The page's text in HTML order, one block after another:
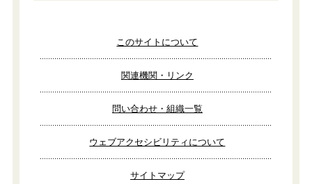
このサイトについて
関連機関・リンク
問い合わせ・組織一覧
ウェブアクセシビリティについて
サイトマップ